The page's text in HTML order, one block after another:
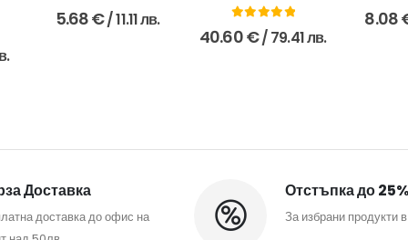
0 out of 5
5.68€/ 11.11 лв. 0 out of 5
40.60€/ 79.41 лв.
5.00
8.08
Доставка
доставка до офис на
Отстъпка до 25%
За избрани продукти